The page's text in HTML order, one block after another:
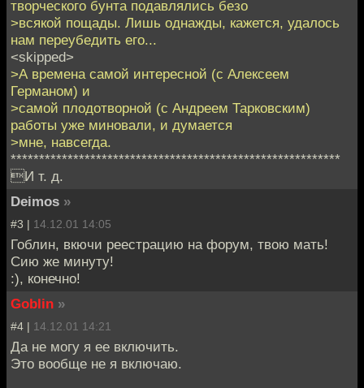
творческого бунта подавлялись безо
>всякой пощады. Лишь однажды, кажется, удалось
нам переубедить его...
<skipped>
>А времена самой интересной (с Алексеем
Германом) и
>самой плодотворной (с Андреем Тарковским)
работы уже миновали, и думается
>мне, навсегда.
**********************************************************
И т. д.
Deimos »
#3 | 14.12.01 14:05
Гоблин, вкючи реестрацию на форум, твою мать!
Сию же минуту!
:), конечно!
Goblin »
#4 | 14.12.01 14:21
Да не могу я ее включить.
Это вообще не я включаю.